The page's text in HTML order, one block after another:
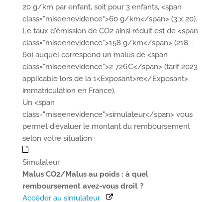
20 g/km par enfant, soit pour 3 enfants, <span
class="miseenevidence">60 g/km</span> (3 x 20).
Le taux d'émission de CO2 ainsi réduit est de <span
class="miseenevidence">158 g/km</span> (218 -
60) auquel correspond un malus de <span
class="miseenevidence">2 726€</span> (tarif 2023
applicable lors de la 1<Exposant>re</Exposant>
immatriculation en France).
Un <span
class="miseenevidence">simulateur</span> vous
permet d'évaluer le montant du remboursement
selon votre situation :
Simulateur
Malus CO2/Malus au poids : à quel
remboursement avez-vous droit ?
Accéder au simulateur